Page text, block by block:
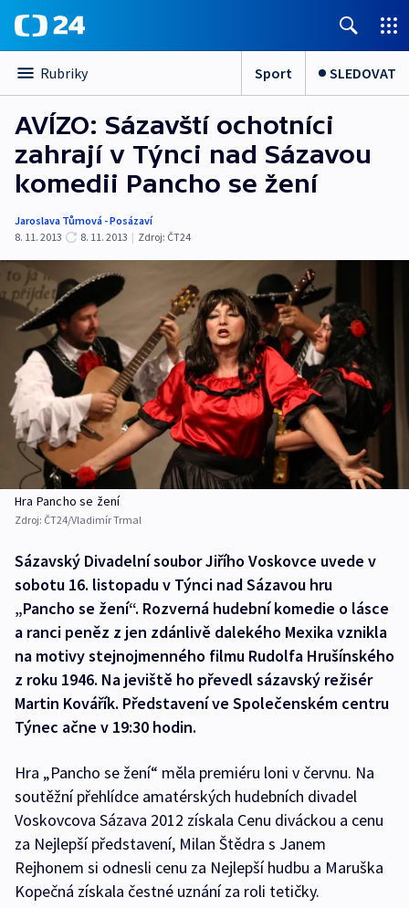
Rubriky Sport SLEDOVAT
AVÍZO: Sázavští ochotníci
zahrají v Týnci nad Sázavou
komedii Pancho se žení
Jaroslava Tůmová - Posázaví
8. 11. 2013
8. 11. 2013 | Zdroj: ČT24
Hra Pancho se žení
Zdroj: ČT24/Vladimír Trmal
Sázavský Divadelní soubor Jiřího Voskovce uvede v
sobotu 16. listopadu v Týnci nad Sázavou hru
„Pancho se žení“. Rozverná hudební komedie o lásce
a ranci peněz z jen zdánlivě dalekého Mexika vznikla
na motivy stejnojmenného filmu Rudolfa Hrušínského
z roku 1946. Na jeviště ho převedl sázavský režisér
Martin Kovářík. Představení ve Společenském centru
Týnec ačne v 19:30 hodin.
Hra „Pancho se žení“ měla premiéru loni v červnu. Na
soutěžní přehlídce amatérských hudebních divadel
Voskovcova Sázava 2012 získala Cenu diváckou a cenu
za Nejlepší představení, Milan Štědra s Janem
Rejhonem si odnesli cenu za Nejlepší hudbu a Maruška
Kopečná získala čestné uznání za roli tetičky.